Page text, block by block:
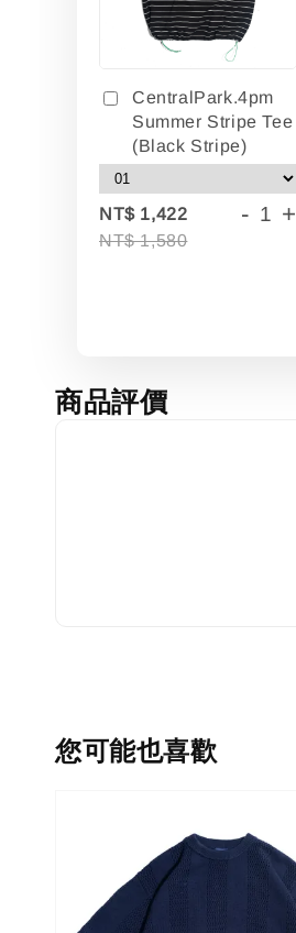
CentralPark.4pm
Summer Stripe Tee
(Black Stripe)
NT$ 1,422
NT$ 1,580
- +
商品評價
您可能也喜歡